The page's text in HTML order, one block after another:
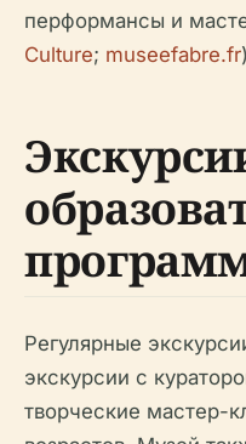
перформансы и
Culture; museefabre.fr
Регулярные
экскурсии с
творческие мастер-